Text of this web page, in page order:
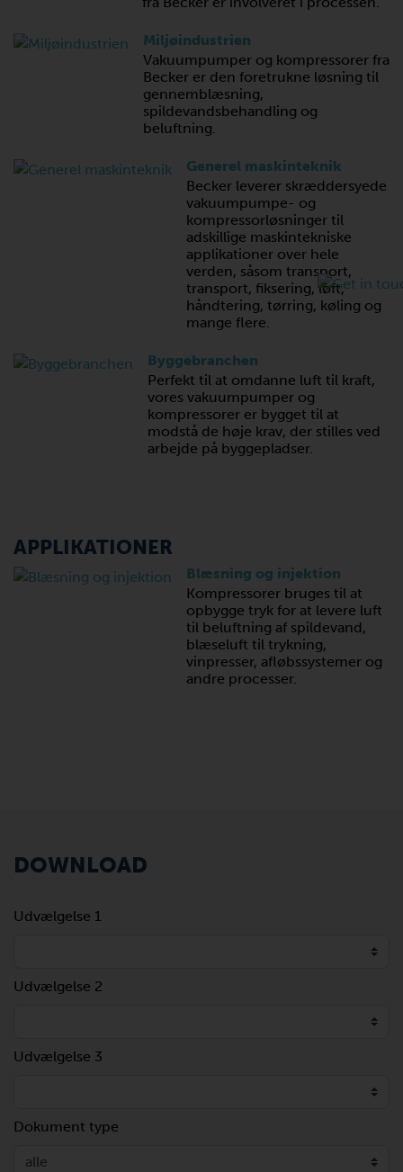
Miljøindustrien
Vakuumpumper og kompressorer fra
Becker er den foretrukne løsning til
gennemblæsning,
spildevandsbehandling og
beluftning.
Generel maskinteknik
Becker leverer skræddersyede
vakuumpumpe- og
kompressorløsninger til
adskillige maskintekniske
applikationer over hele
verden, såsom transport,
transport, fiksering, løft,
håndtering, tørring, køling og
mange flere.
Byggebranchen
Perfekt til at omdanne luft til kraft,
vores vakuumpumper og
kompressorer er bygget til at
modstå de høje krav, der stilles ved
arbejde på byggepladser.
APPLIKATIONER
Blæsning og injektion
Kompressorer bruges til at
opbygge tryk for at levere luft
til beluftning af spildevand,
blæseluft til trykning,
vinpresser, afløbssystemer og
andre processer.
DOWNLOAD
Udvælgelse 1
Udvælgelse 2
Udvælgelse 3
Dokument type